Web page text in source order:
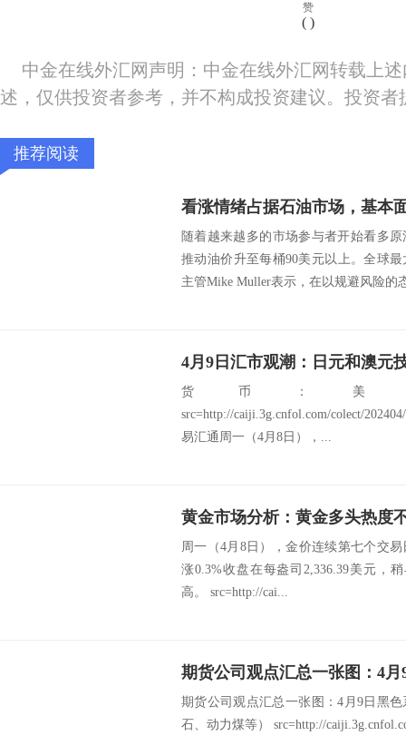
赞
( )
中金在线外汇网声明：中金在线外汇网转载上
述，仅供投资者参考，并不构成投资建议。投资
推荐阅读
随着越来越多的市场参与者开始看多
推动油价升至每桶90美元以上。全球
主管Mike Muller表示，在以规避风险的
4月9日汇市观潮：日元和澳元
货币：
src=http://caiji.3g.cnfol.com/colect/
易汇通周一（4月8日），...
黄金市场分析：黄金多头热度
周一（4月8日），金价连续第七个交
涨0.3%收盘在每盎司2,336.39美元，
高。 src=http://cai...
期货公司观点汇总一张图：4月9日黑
石、动力煤等） src=http://